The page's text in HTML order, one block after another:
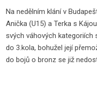
Na nedělním klání v
Anička (U15) a Terka s
svých váhových kategoriích
do 3.kola, bohužel její
do bojů o bronz se již